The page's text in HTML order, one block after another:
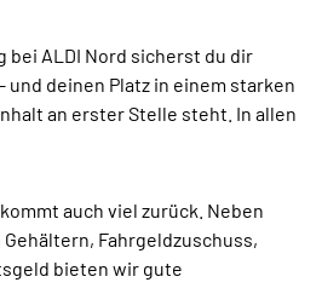
bei ALDI Nord sicherst du dir
und deinen Platz in einem starken
an erster Stelle steht. In allen
auch viel zurück. Neben
Fahrgeldzuschuss,
bieten wir gute